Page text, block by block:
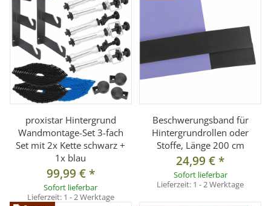
Pappkern-Innendurchmesser:
Oberfläche:
Matt, reflexarm
Farbe:Orange
Lieferumfang
1 × Hintergrundkarton Orange (2 × 11 m,
proxistar Hintergrund
Wandmontage-Set 3-fach
Set mit 2x Kette schwarz +
1x blau
99,99 €*
Sofort lieferbar
Lieferzeit: 1 - 2 Werktage
Beschwerungsband für
Hintergrundrollen oder
Stoffe, Länge 200 cm
24,99 €*
Sofort lieferbar
Lieferzeit: 1 - 2 Werktage